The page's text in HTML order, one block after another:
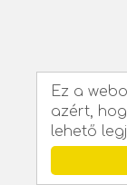
Ez a
azért,
lehető